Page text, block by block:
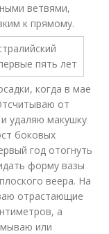
ветвями,
к прямому.
когда в мае
от
удаляю макушку
боковых
год отогнуть
форму вазы
веера. На
отрастающие
а
или